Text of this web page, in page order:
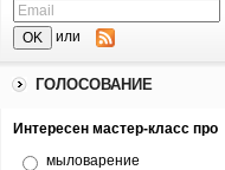
или
ГОЛОСОВАНИЕ
Интересен мастер-класс про
мыловарение